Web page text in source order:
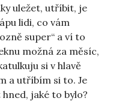
uležet, utříbit, je
lidi, co vám
super“ a ví to
možná za měsíc,
si v hlavě
a utříbím si to. Je
jaké to bylo?